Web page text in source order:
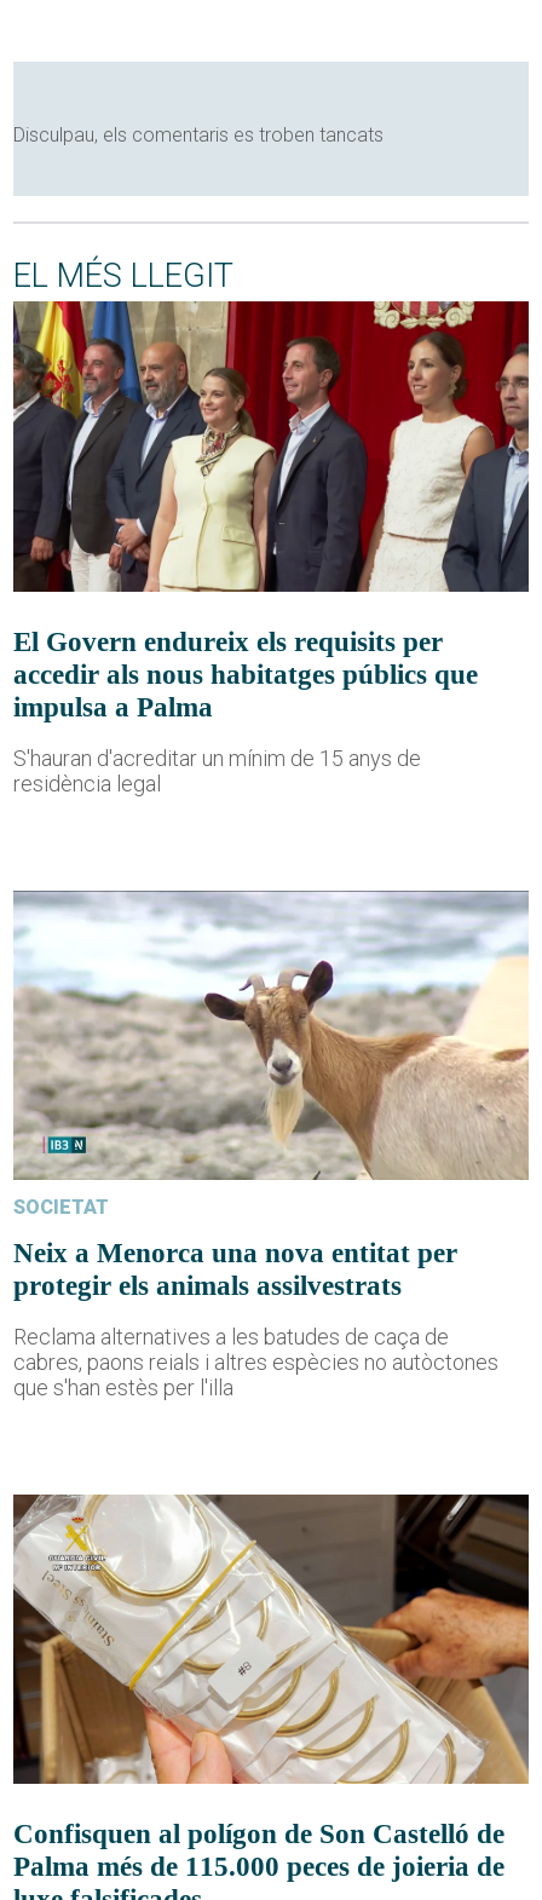
Disculpau, els comentaris es troben tancats
EL MÉS LLEGIT
El Govern endureix els requisits per
accedir als nous habitatges públics que
impulsa a Palma
S'hauran d'acreditar un mínim de 15 anys de
residència legal
SOCIETAT
Neix a Menorca una nova entitat per
protegir els animals assilvestrats
Reclama alternatives a les batudes de caça de
cabres, paons reials i altres espècies no autòctones
que s'han estès per l'illa
Confisquen al polígon de Son Castelló de
Palma més de 115.000 peces de joieria de